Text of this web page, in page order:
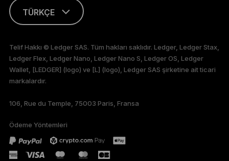
TÜRKÇE
FRANÇAIS
DEUTSCH
PORTUGUÊS
ESPAÑOL
РУССКИЙ
Telif Hakkı © Ledger SAS. Tüm hakları saklıdır. Ledger, Ledger Stax,
Ledger Flex, Ledger Nano, Ledger Nano S, Ledger OS, Ledger
Wallet, [LEDGER] (logo) ve [L] (logo), Ledger SAS şirketine ait ticari
markalardır.
106, Rue du Temple, 75003 Paris, Fransa
Ödeme Yöntemleri